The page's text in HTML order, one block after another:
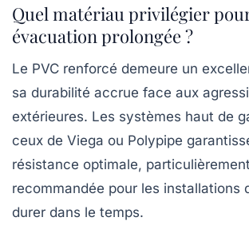
Quel matériau privilégier
évacuation prolongée ?
Le PVC renforcé demeure un
sa durabilité accrue face aux
extérieures. Les systèmes haut de
ceux de Viega ou Polypipe
résistance optimale, particulièrement
recommandée pour les installations
durer dans le temps.